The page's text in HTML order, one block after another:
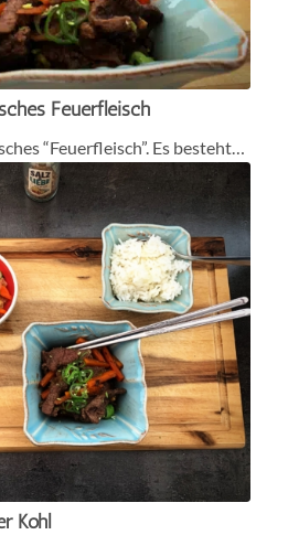
Feuerfleisch
“Feuerfleisch”. Es besteht…
Kohl